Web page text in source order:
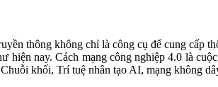
thông không chỉ là công cụ để cung
nay. Cách mạng công nghiệp 4.0 là
khối, Trí tuệ nhân tạo AI, mạng không